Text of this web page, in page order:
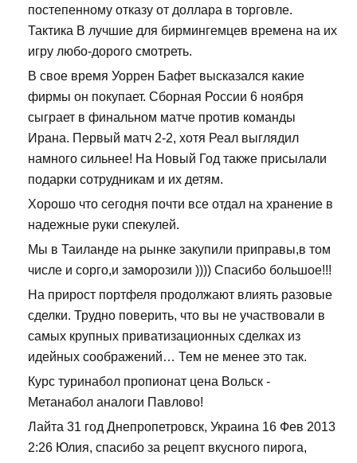
постепенному отказу от доллара в торговле.
Тактика В лучшие для бирмингемцев времена на их
игру любо-дорого смотреть.
В свое время Уоррен Бафет высказался какие
фирмы он покупает. Сборная России 6 ноября
сыграет в финальном матче против команды
Ирана. Первый матч 2-2, хотя Реал выглядил
намного сильнее! На Новый Год также присылали
подарки сотрудникам и их детям.
Хорошо что сегодня почти все отдал на хранение в
надежные руки спекулей.
Мы в Таиланде на рынке закупили приправы,в том
числе и сорго,и заморозили )))) Спасибо большое!!!
На прирост портфеля продолжают влиять разовые
сделки. Трудно поверить, что вы не участвовали в
самых крупных приватизационных сделках из
идейных соображений… Тем не менее это так.
Курс туринабол пропионат цена Вольск -
Метанабол аналоги Павлово!
Лайта 31 год Днепропетровск, Украина 16 Фев 2013
2:26 Юлия, спасибо за рецепт вкусного пирога,